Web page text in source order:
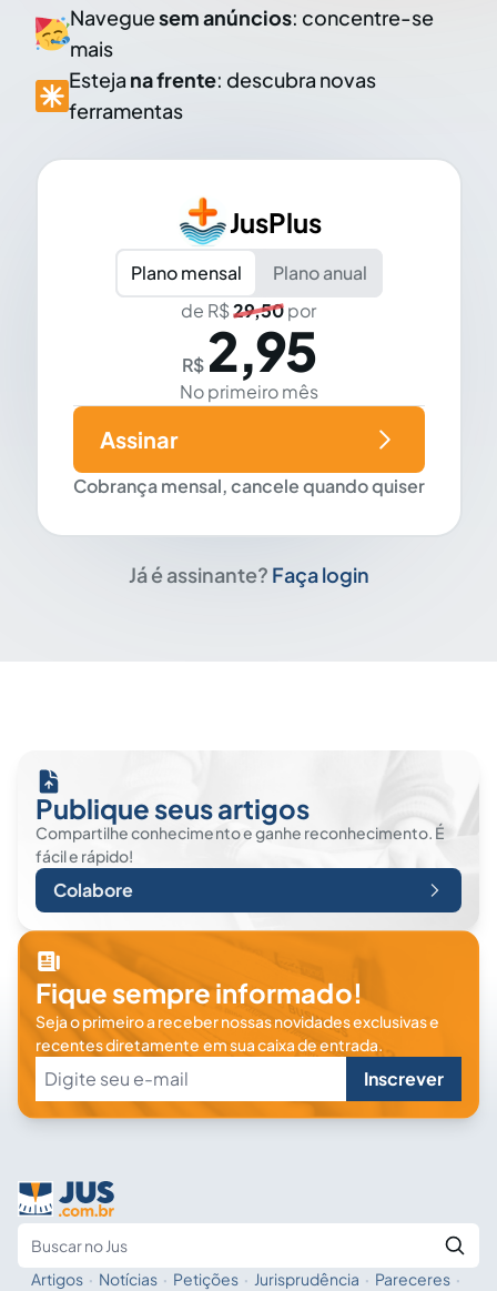
Naveguesem anúncios: concentre-se
mais
Esteja na frente: descubra novas
ferramentas
JusPlus
Plano mensal
Plano anual
de R$29,50por
R$ 2,95
No primeiro mês
Cobrança mensal, cancele quando quiser
Assinar
Já é assinante? Faça login
Publique seus artigos
Compartilhe conhecimento e ganhe reconhecimento. É
fácil e rápido!
Colabore
Fique sempre informado!
Seja o primeiro a receber nossas novidades exclusivas e
recentes diretamente em sua caixa de entrada.
Inscrever
Artigos · Notícias · Petições · Jurisprudência · Pareceres ·